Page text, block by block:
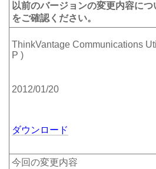
以前のバージョンの変更内容に
をご確認ください。
ThinkVantage Communications
P )
2012/01/20
ダウンロード
今回の変更内容